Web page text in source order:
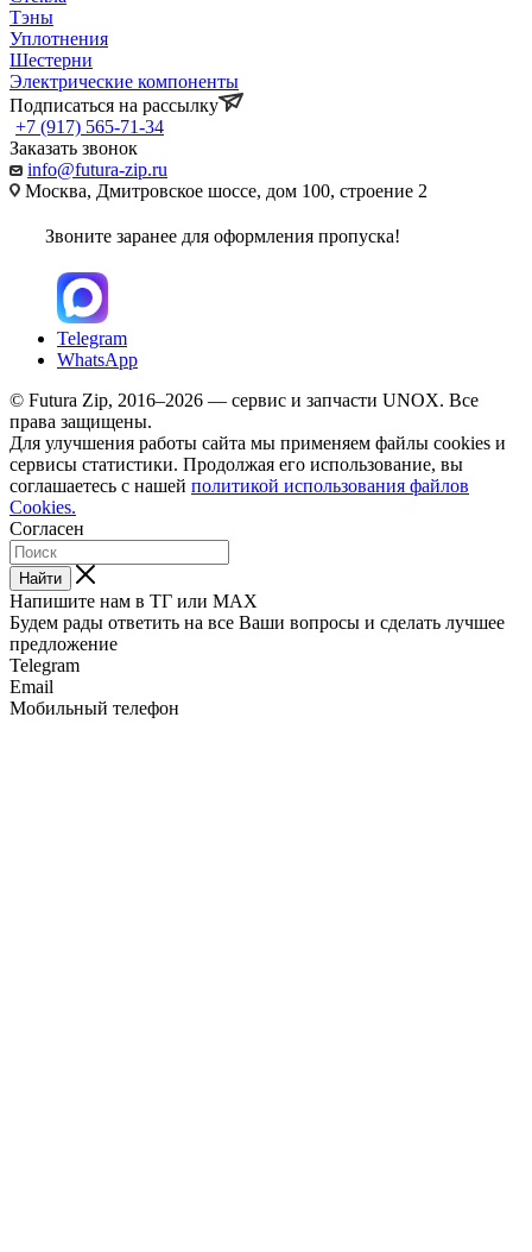
Тэны
Уплотнения
Шестерни
Электрические компоненты
Подписаться на рассылку
+7 (917) 565-71-34
Заказать звонок
info@futura-zip.ru
Москва, Дмитровское шоссе, дом 100, строение 2
Звоните заранее для оформления пропуска!
Telegram
WhatsApp
© Futura Zip, 2016–2026 — сервис и запчасти UNOX. Все
права защищены.
Для улучшения работы сайта мы применяем файлы cookies и
сервисы статистики. Продолжая его использование, вы
соглашаетесь с нашей политикой использования файлов
Cookies.
Согласен
Найти
Напишите нам в ТГ или MAX
Будем рады ответить на все Ваши вопросы и сделать лучшее
предложение
Telegram
Email
Мобильный телефон